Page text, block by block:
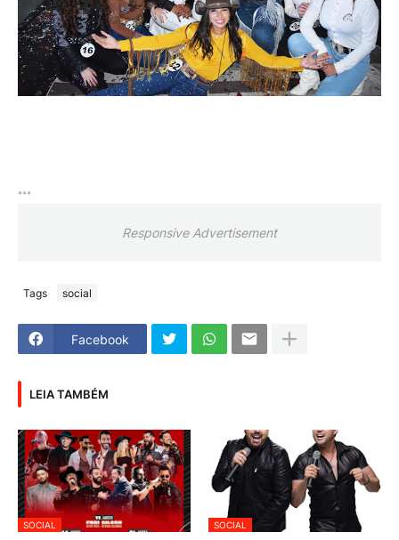
***
Responsive Advertisement
Tags social
Facebook
LEIA TAMBÉM
SOCIAL SOCIAL